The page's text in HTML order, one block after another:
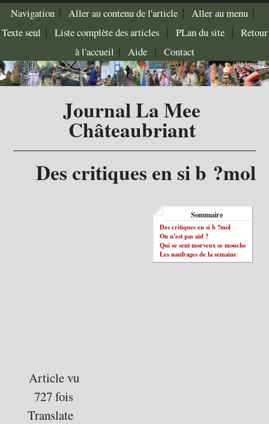
Navigation| Aller au contenu de l'article| Aller au menu|
Texte seul | Liste complète des articles| PLan du site | Retour
à l'accueil | Aide| Contact
Journal La Mee
Châteaubriant
Des critiques en si b ?mol
Sommaire
Des critiques en si b ?mol
On n’est pas aid ?
Qui se sent morveux se mouche
Les naufrages de la semaine
Article vu
727 fois
Translate